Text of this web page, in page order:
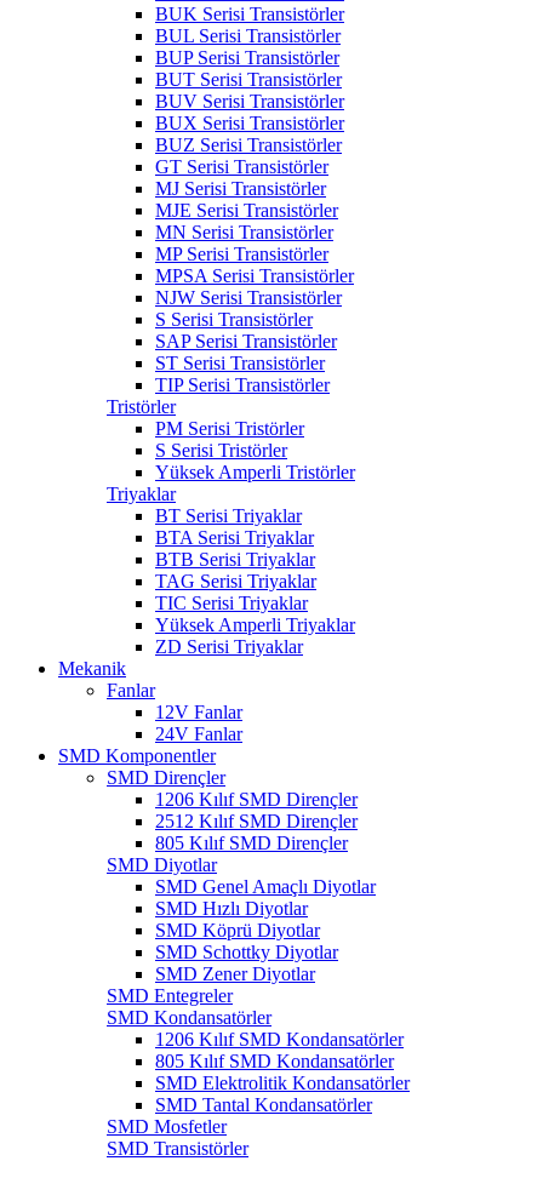
BUK Serisi Transistörler
BUL Serisi Transistörler
BUP Serisi Transistörler
BUT Serisi Transistörler
BUV Serisi Transistörler
BUX Serisi Transistörler
BUZ Serisi Transistörler
GT Serisi Transistörler
MJ Serisi Transistörler
MJE Serisi Transistörler
MN Serisi Transistörler
MP Serisi Transistörler
MPSA Serisi Transistörler
NJW Serisi Transistörler
S Serisi Transistörler
SAP Serisi Transistörler
ST Serisi Transistörler
TIP Serisi Transistörler
Tristörler
PM Serisi Tristörler
S Serisi Tristörler
Yüksek Amperli Tristörler
Triyaklar
BT Serisi Triyaklar
BTA Serisi Triyaklar
BTB Serisi Triyaklar
TAG Serisi Triyaklar
TIC Serisi Triyaklar
Yüksek Amperli Triyaklar
ZD Serisi Triyaklar
Mekanik
Fanlar
12V Fanlar
24V Fanlar
SMD Komponentler
SMD Dirençler
1206 Kılıf SMD Dirençler
2512 Kılıf SMD Dirençler
805 Kılıf SMD Dirençler
SMD Diyotlar
SMD Genel Amaçlı Diyotlar
SMD Hızlı Diyotlar
SMD Köprü Diyotlar
SMD Schottky Diyotlar
SMD Zener Diyotlar
SMD Entegreler
SMD Kondansatörler
1206 Kılıf SMD Kondansatörler
805 Kılıf SMD Kondansatörler
SMD Elektrolitik Kondansatörler
SMD Tantal Kondansatörler
SMD Mosfetler
SMD Transistörler